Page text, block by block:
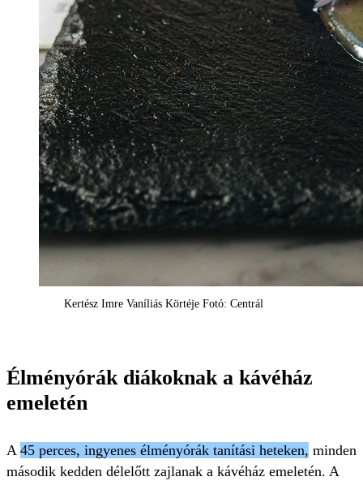
Kertész Imre Vaníliás Körtéje Fotó: Centrál
Élményórák diákoknak a kávéház
emeletén
A 45 perces, ingyenes élményórák tanítási heteken, minden
második kedden délelőtt zajlanak a kávéház emeletén. A